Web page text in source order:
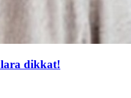
dikkat!